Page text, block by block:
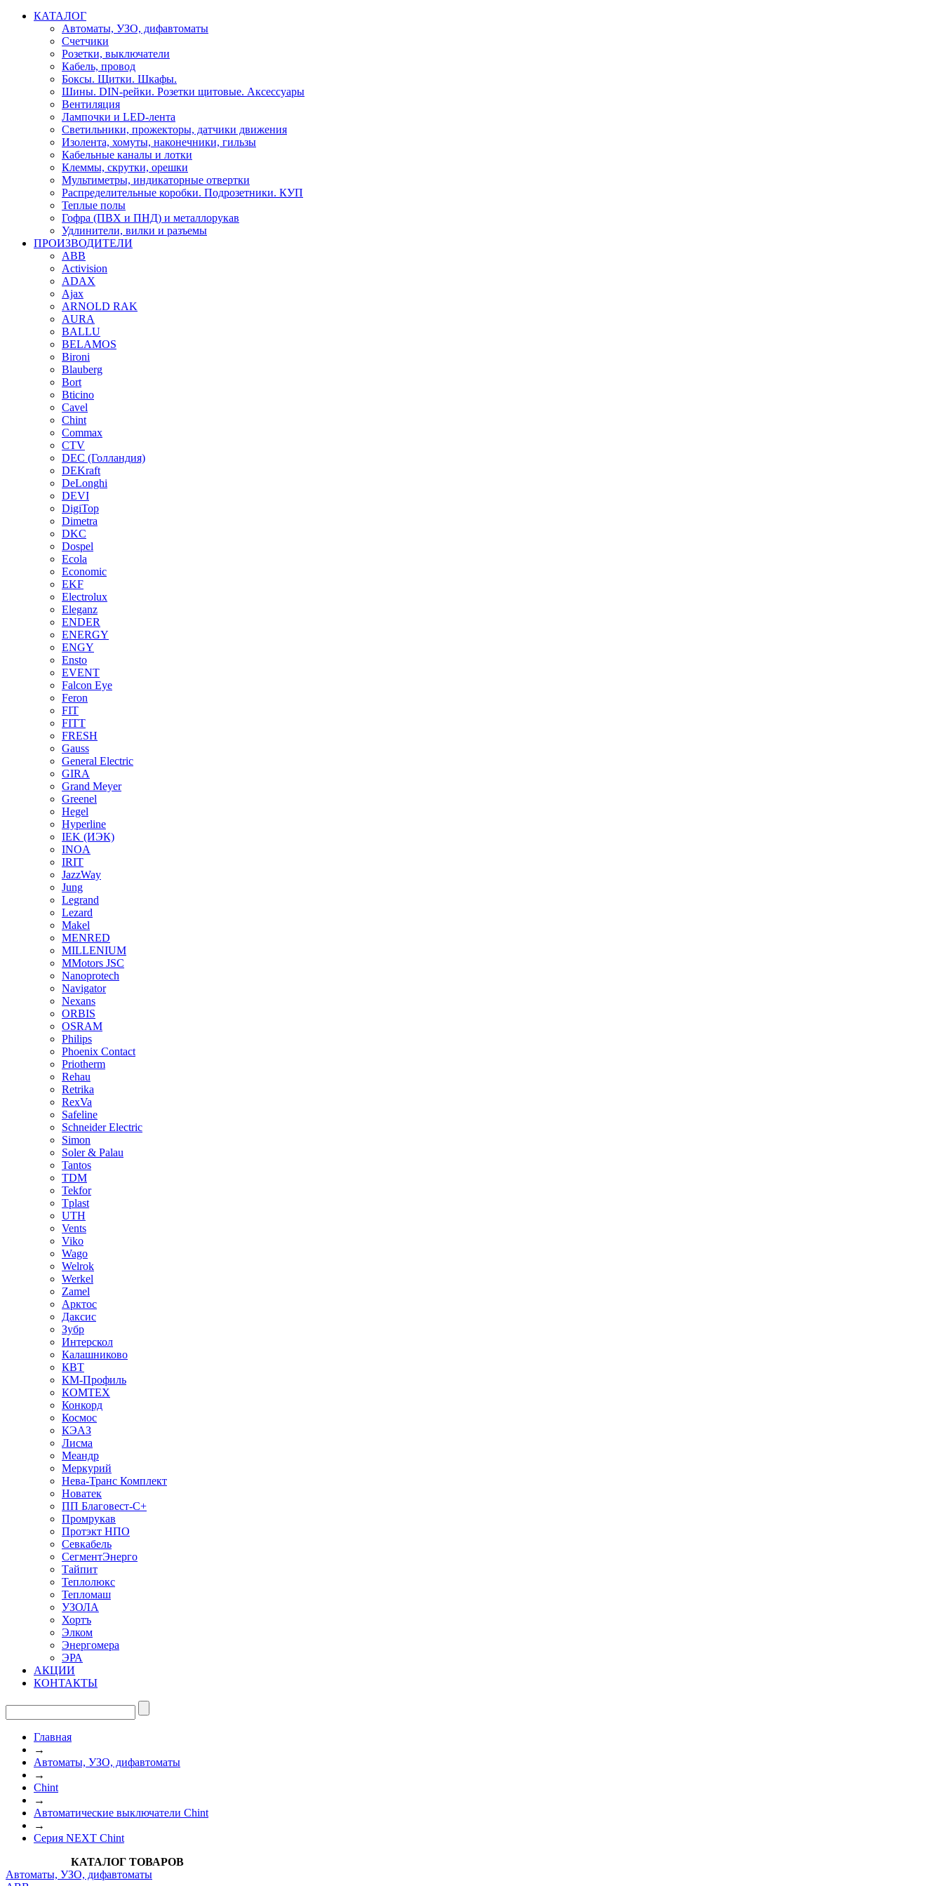
КАТАЛОГ
Автоматы, УЗО, дифавтоматы
Счетчики
Розетки, выключатели
Кабель, провод
Боксы. Щитки. Шкафы.
Шины. DIN-рейки. Розетки щитовые. Аксессуары
Вентиляция
Лампочки и LED-лента
Светильники, прожекторы, датчики движения
Изолента, хомуты, наконечники, гильзы
Кабельные каналы и лотки
Клеммы, скрутки, орешки
Мультиметры, индикаторные отвертки
Распределительные коробки. Подрозетники. КУП
Теплые полы
Гофра (ПВХ и ПНД) и металлорукав
Удлинители, вилки и разъемы
ПРОИЗВОДИТЕЛИ
ABB
Activision
ADAX
Ajax
ARNOLD RAK
AURA
BALLU
BELAMOS
Bironi
Blauberg
Bort
Bticino
Cavel
Chint
Commax
CTV
DEC (Голландия)
DEKraft
DeLonghi
DEVI
DigiTop
Dimetra
DKC
Dospel
Ecola
Economic
EKF
Electrolux
Eleganz
ENDER
ENERGY
ENGY
Ensto
EVENT
Falcon Eye
Feron
FIT
FITT
FRESH
Gauss
General Electric
GIRA
Grand Meyer
Greenel
Hegel
Hyperline
IEK (ИЭК)
INOA
IRIT
JazzWay
Jung
Legrand
Lezard
Makel
MENRED
MILLENIUM
MMotors JSC
Nanoprotech
Navigator
Nexans
ORBIS
OSRAM
Philips
Phoenix Contact
Priotherm
Rehau
Retrika
RexVa
Safeline
Schneider Electric
Simon
Soler & Palau
Tantos
TDM
Tekfor
Tplast
UTH
Vents
Viko
Wago
Welrok
Werkel
Zamel
Арктос
Даксис
Зубр
Интерскол
Калашниково
КВТ
КМ-Профиль
КОМТЕХ
Конкорд
Космос
КЭАЗ
Лисма
Меандр
Меркурий
Нева-Транс Комплект
Новатек
ПП Благовест-С+
Промрукав
Протэкт НПО
Севкабель
СегментЭнерго
Тайпит
Теплолюкс
Тепломаш
УЗОЛА
Хортъ
Элком
Энергомера
ЭРА
АКЦИИ
КОНТАКТЫ
Главная
→
Автоматы, УЗО, дифавтоматы
→
Chint
→
Автоматические выключатели Chint
→
Серия NEXT Chint
КАТАЛОГ ТОВАРОВ
Автоматы, УЗО, дифавтоматы